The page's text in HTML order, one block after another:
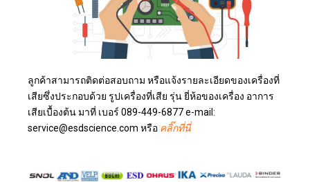
ลูกค้าสามารถติดต่อสอบถาม หรือแจ้งรายละเอียดของเครื่องที่
เสียซึ่งประกอบด้วย รูปเครื่องที่เสีย รุ่น ยี่ห้อของเครื่อง อาการ
เสียเบื้องต้น มาที่ เบอร์ 089-449-6877 e-mail:
service@esdscience.com หรือ คลิ๊กที่นี่